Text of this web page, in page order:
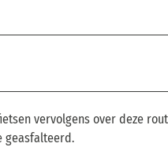
vervolgens over deze
geasfalteerd.